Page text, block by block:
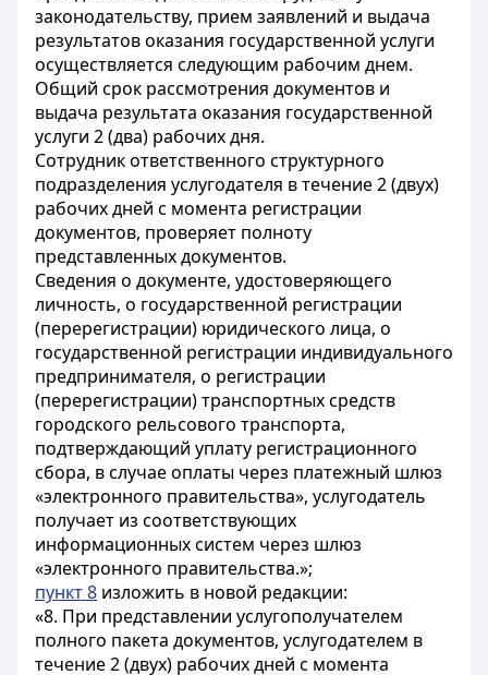
законодательству, прием заявлений и выдача
результатов оказания государственной услуги
осуществляется следующим рабочим днем.
Общий срок рассмотрения документов и
выдача результата оказания государственной
услуги 2 (два) рабочих дня.
Сотрудник ответственного структурного
подразделения услугодателя в течение 2 (двух)
рабочих дней с момента регистрации
документов, проверяет полноту
представленных документов.
Сведения о документе, удостоверяющего
личность, о государственной регистрации
(перерегистрации) юридического лица, о
государственной регистрации индивидуального
предпринимателя, о регистрации
(перерегистрации) транспортных средств
городского рельсового транспорта,
подтверждающий уплату регистрационного
сбора, в случае оплаты через платежный шлюз
«электронного правительства», услугодатель
получает из соответствующих
информационных систем через шлюз
«электронного правительства.»;
пункт 8 изложить в новой редакции:
«8. При представлении услугополучателем
полного пакета документов, услугодателем в
течение 2 (двух) рабочих дней с момента